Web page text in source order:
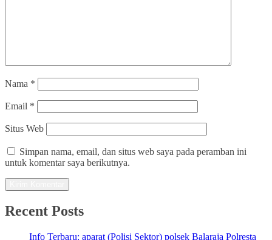
Nama *
Email *
Situs Web
Simpan nama, email, dan situs web saya pada peramban ini
untuk komentar saya berikutnya.
Recent Posts
Info Terbaru: aparat (Polisi Sektor) polsek Balaraja Polresta